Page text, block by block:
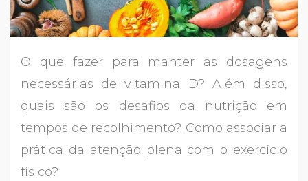
O que fazer para manter as dosagens
necessárias de vitamina D? Além disso,
quais são os desafios da nutrição em
tempos de recolhimento? Como associar a
prática da atenção plena com o exercício
físico?